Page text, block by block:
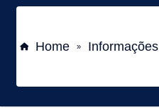
Home » Informações